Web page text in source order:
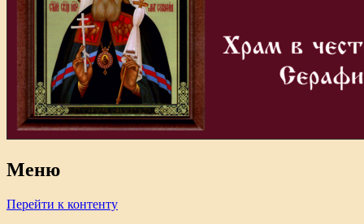
Меню
Перейти к контенту